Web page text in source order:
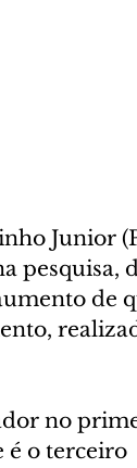
Junior
pesquisa,
de
no
é o terceiro